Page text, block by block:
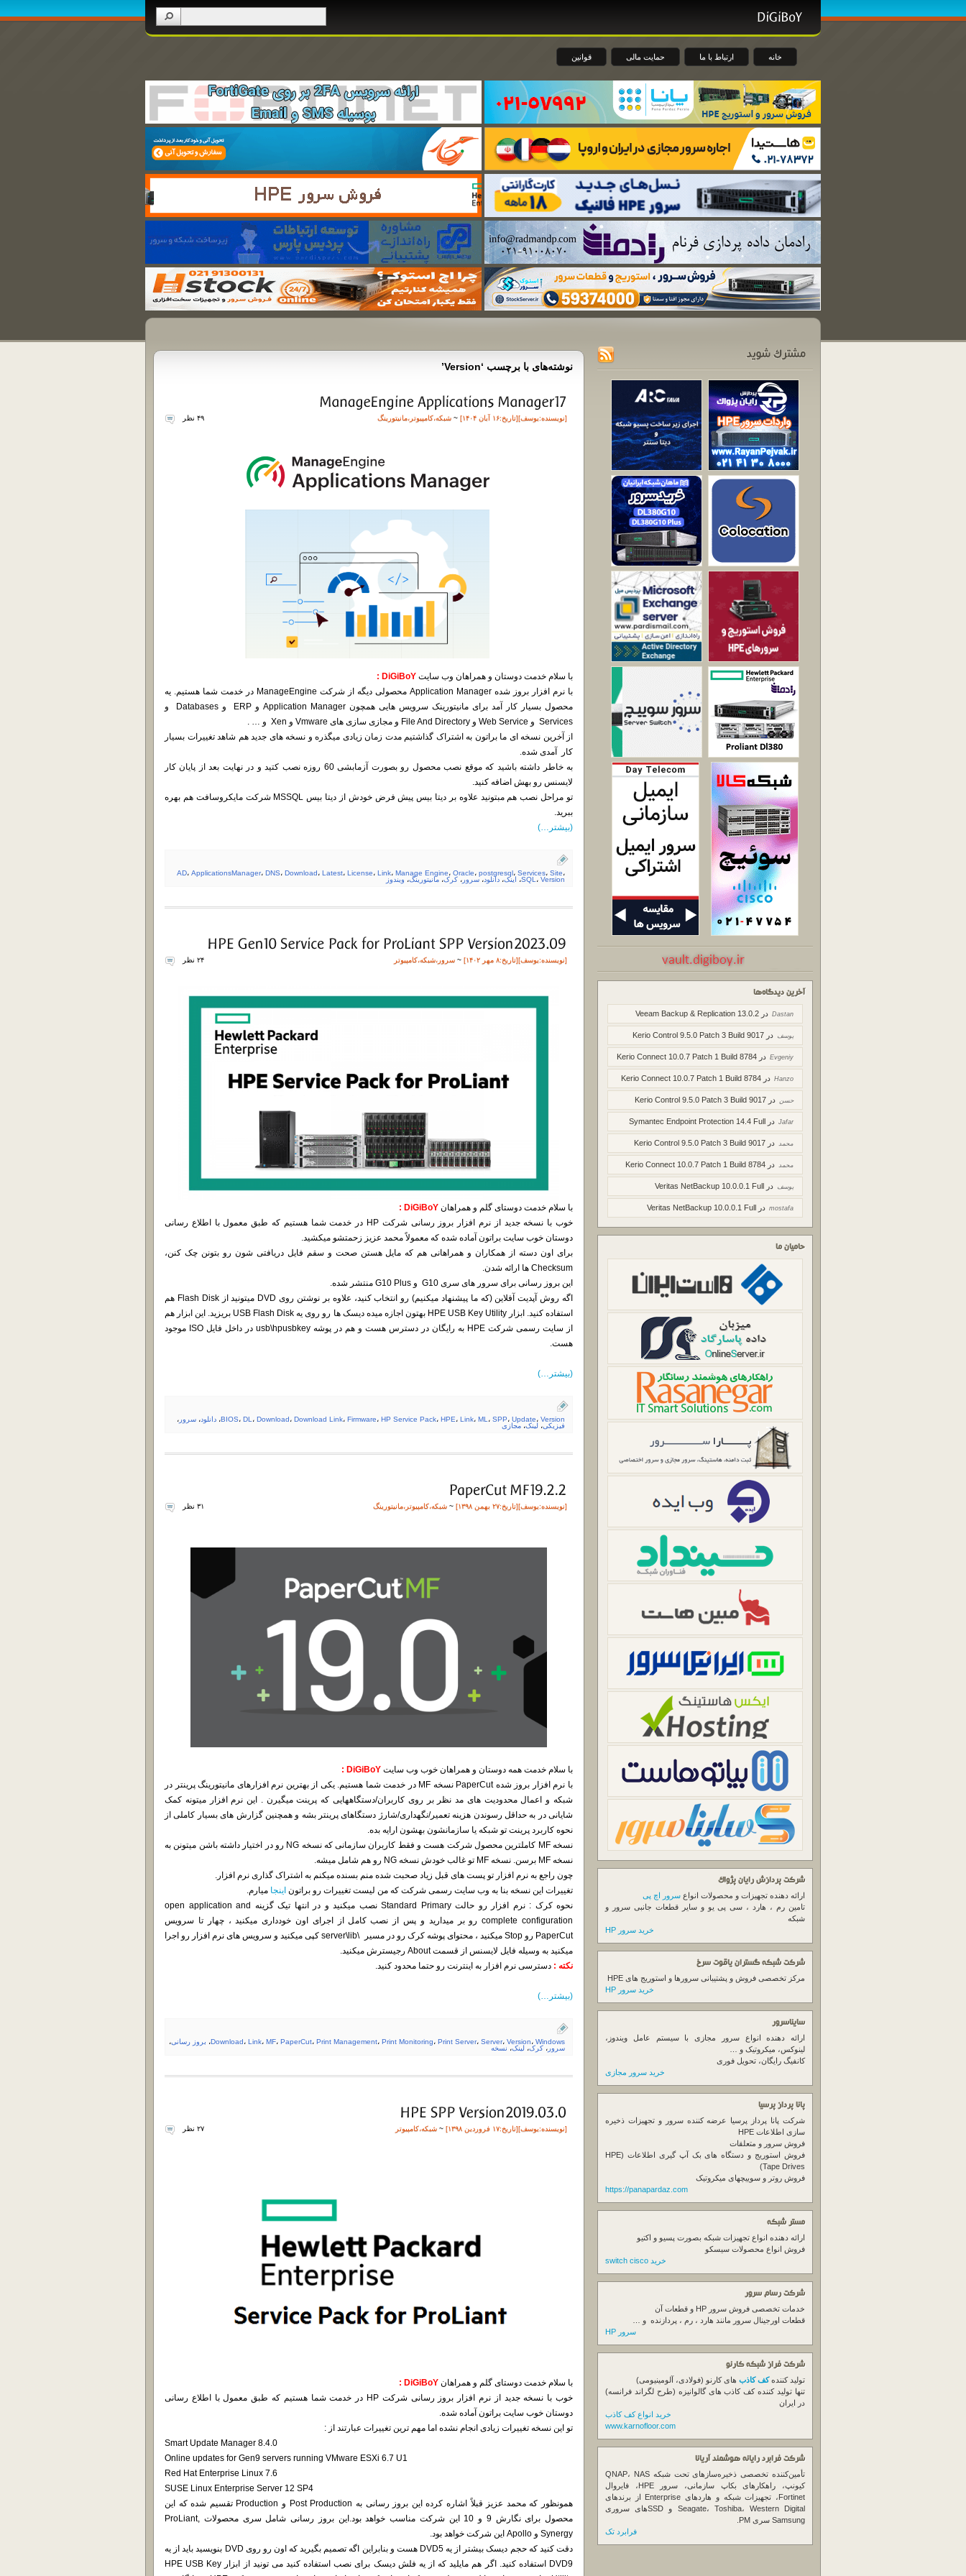
خانه ارتباط با ما حمایت مالی قوانین
آخرین دیدگاه‌ها
Dastan در Veeam Backup & Replication 13.0.2
یوسف در Kerio Control 9.5.0 Patch 3 Build 9017
Evgeniy در Kerio Connect 10.0.7 Patch 1 Build 8784
Hanzo در Kerio Connect 10.0.7 Patch 1 Build 8784
حسن در Kerio Control 9.5.0 Patch 3 Build 9017
Jafar در Symantec Endpoint Protection 14.4 Full
محمد در Kerio Control 9.5.0 Patch 3 Build 9017
محمد در Kerio Connect 10.0.7 Patch 1 Build 8784
یوسف در Veritas NetBackup 10.0.0.1 Full
mostafa در Veritas NetBackup 10.0.0.1 Full
حامیان ما
شرکت پردازش رایان پژواک
ارائه دهنده تجهیزات و محصولات انواع سرور اچ پی
تامین رم ، هارد ، سی پی یو و سایر قطعات جانبی سرور و
شبکه
خرید سرور HP
شرکت شبکه گستران یاقوت سرخ
مرکز تخصصی فروش و پشتیبانی سرورها و استوریج های HPE
خرید سرور HP
سایناسرور
ارائه دهنده انواع سرور مجازی با سیستم عامل ویندوز،
لینوکس، میکروتیک و …
کانفیگ رایگان، تحویل فوری
خرید سرور مجازی
پانا پرداز پرسیا
شرکت پانا پرداز پرسیا عرضه کننده سرور و تجهیزات ذخیره
سازی اطلاعات HPE
فروش سرور و متعلقات
فروش استوریج و دستگاه های بک آپ گیری اطلاعات (HPE
Tape Drives)
فروش روتر و سوییچهای میکروتیک
https://panapardaz.com
مستر شبکه
ارائه دهنده انواع تجهیزات شبکه بصورت پسیو و اکتیو
فروش انواع محصولات سیسکو
خرید switch cisco
شرکت رسام سرور
خدمات تخصصی فروش سرور
قطعات اورجینال سرور مانند هارد ، رم ، پردازنده و …
سرور HP
شرکت فراز شبکه کارنو
تولید کنندهکف کاذب های کارنو (فولادی، آلومینیومی)
تنها تولید کننده کف کاذب های گالوانیزه (طرح لگراند فرانسه)
در ایران
خرید انواع کف کاذب
www.karnofloor.com
شرکت فرابرد رایانه هوشمند آریانا
تأمین‌کننده تخصصی ذخیره‌سازهای تحت شبکه QNAP، NAS
کیونپ، راهکارهای بکاپ سازمانی، سرور HPE، فایروال
Fortinet، تجهیزات شبکه و هاردهای Enterprise از برندهای
Seagate، Toshiba، Western Digital و SSDهای سروری
Samsung سری PM.
فرابرد تک
نوشته‌های با برچسب ‘Version’
[نویسنده:یوسف][تاريخ:۱۶ آبان ۱۴۰۴] ~ شبکه،کامپیوتر ،مانیتورینگ ۴۹ نظر
با سلام خدمت دوستان و همراهان وب سایت DiGiBoY :
با نرم افزار بروز شده Application Manager محصولی دیگه از شرکت ManageEngine در خدمت شما هستیم. یه
محصول بسیار کار آمد برای مانیتورینک سرویس هایی همچون Application Manager و ERP و Databases و
Services و Web Service و File And Directory و مجازی سازی های Vmware و Xen و … .
از آخرین نسخه ای ما براتون به اشتراک گذاشتیم مدت زمان زیادی میگذره و نسخه های جدید هم شاهد تغییرات بسیار
کار آمدی شده.
به خاطر داشته باشید که موقع نصب محصول رو بصورت آزمابشی 60 روزه نصب کتید و در نهایت بعد از پایان کار
لایسنس رو بهش اضافه کنید.
تو مراحل نصب هم مبتونید علاوه بر دیتا بیس پیش فرض خودش از دیتا بیس MSSQL شرکت مایکروسافت هم بهره
ببرید.
(بیشتر…)
AD، ApplicationsManager، DNS، Download، Latest، License، Link، Manage Engine، Oracle، postgresql، Services، Site،
SQL ، Version ، اینک، دانلود،سرور ، کرک، مانیتورینگ، ویندوز
[نویسنده:یوسف][تاريخ:۸ مهر ۱۴۰۲] ~ سرور ،شبکه،کامپیوتر ۲۴ نظر
با سلام خدمت دوستای گلم و همراهان DiGiBoY :
خوب با نسخه جدید از نرم افزار بروز رسانی شرکت HP در خدمت شما هستیم که طبق معمول با اطلاع رسانی
دوستان خوب سایت براتون آماده شده که معمولاً محمد عزیز زحمتشو میکشید.
برای اون دسته از همکاران و همراهانی هم که مایل هستن صحت و سقم فایل دریافتی شون رو بتونن چک کنن،
Checksum ها ارائه شدن.
این بروز رسانی برای سرور های سری G10 و G10 Plus منتشر شده.
اگه روش آپدیت آفلاین (که ما پیشنهاد میکنیم) رو انتخاب کنید، علاوه بر نوشتن روی DVD میتونید از Flash Disk هم
استفاده کنید. ابزار HPE USB Key Utility بهتون اجازه میده دیسک ها رو روی یه USB Flash Disk بریزید. این ابزار هم
از سایت رسمی شرکت HPE به رایگان در دسترس هست و هم در پوشه usb\hpusbkey در داخل فایل ISO موجود
هست.
(بیشتر…)
BIOS، DL ، Download، Download Link، Firmware، HP Service Pack، HPE، Link، ML ، SPP، Update، Version ، دانلود، سرور ،
فیزیکی، لینک، مجازی
[نویسنده:یوسف][تاريخ:۲۷ بهمن ۱۳۹۸] ~ شبکه،کامپیوتر ،مانیتورینگ ۳۱ نظر
با سلام خدمت همه دوستان و همراهان خوب وب سایت DiGiBoY :
با نرم افزار بروز شده PaperCut نسخه MF در خدمت شما هستیم. یکی از بهترین نرم افزارهای مانیتورینگ پرینتر در
شبکه و اعمال محدودیت های مد نظر بر روی کاربران/دستگاههایی که پرینت میگیرن . این نرم افزار میتونه کمک
شایانی در به حداقل رسوندن هزینه تعمیر/نگهداری/شارژ دستگاهای پرینتر بشه و همچنین گزارش های بسیار کاملی از
نحوه کاربرد پرینت تو شبکه یا سازمانشون بهشون ارایه بده.
نسخه MF کاملترین محصول شرکت هست و فقط کاربران سازمانی که نسخه NG رو در اختیار داشته باشن میتونن به
نسخه MF برسن. نسخه MF تو غالب خودش نسخه NG رو هم شامل میشه.
چون راجع به نرم افزار تو پست های قبل زیاد صحبت شده منم بسنده میکنم به اشتراک گذاری نرم افزار.
تغییرات این نسخه بنا به وب سایت رسمی شرکت که من لیست تغییرات رو براتون اینجا میارم.
نحوه کرک : نرم افزار رو حالت Standard Primary نصب میکنید و در انتها تیک گزینه open application and
complete configuration رو بر میدارید و پس از نصب کامل از اجرای اون خودداری میکنید ، چهار تا سرویس
PaperCut رو Stop میکنید ، محتوای پوشه کرک رو در مسیر \server\lib کپی میکنید و سرویس های نرم افزار رو اجرا
میکنید به وسیله فایل لایسنس از قسمت About رجیسترش میکنید.
نکته : دسترسی نرم افزار به اینترنت رو حتما محدود کنید.
(بیشتر…)
Download، Link، MF، PaperCut، Print Management، Print Monitoring، Print Server، Server، Version، Windows ، بروز رسانی،
سرور ، کرک، لینک، نسخه
[نویسنده:یوسف][تاريخ:۱۷ فروردین ۱۳۹۸] ~ شبکه،کامپیوتر ۲۷ نظر
با سلام خدمت دوستای گلم و همراهان DiGiBoY :
خوب با نسخه جدید از نرم افزار بروز رسانی شرکت HP در خدمت شما هستیم که طبق معمول با اطلاع رسانی
دوستان خوب سایت براتون آماده شده.
تو این نسخه تغییرات زیادی انجام نشده اما مهم ترین تغییرات عبارتند از :
Smart Update Manager 8.4.0
Online updates for Gen9 servers running VMware ESXi 6.7 U1
Red Hat Enterprise Linux 7.6
SUSE Linux Enterprise Server 12 SP4
همونظور که محمد عزیز قبلاً اشاره کرده این بروز رسانی به Post Production و Production تقسیم شده که این
محصول برای نگارش 9 و 10 این شرکت مناسب خواهد بود.این بروز رسانی شامل سری محصولات ProLiant,
Synergy و Apollo این شرکت خواهد بود.
دقت کنید که حجم دیسک بیشتر از یه DVD5 هست و بنابراین اگه تصمیم بگیرید که اون رو روی DVD بنویسید باید از یه
DVD9 استفاده کنید. اگر هم مایلید که از یه فلش دیسک برای نصب استفاده کنید می تونید از ابزار HPE USB Key